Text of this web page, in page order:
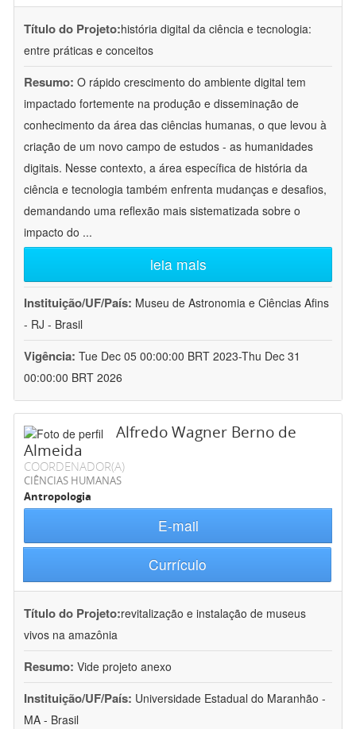
Título do Projeto:história digital da ciência e tecnologia:
entre práticas e conceitos
Resumo: O rápido crescimento do ambiente digital tem
impactado fortemente na produção e disseminação de
conhecimento da área das ciências humanas, o que levou à
criação de um novo campo de estudos - as humanidades
digitais. Nesse contexto, a área específica de história da
ciência e tecnologia também enfrenta mudanças e desafios,
demandando uma reflexão mais sistematizada sobre o
impacto do ...
leia mais
Instituição/UF/País: Museu de Astronomia e Ciências Afins
- RJ - Brasil
Vigência: Tue Dec 05 00:00:00 BRT 2023-Thu Dec 31
00:00:00 BRT 2026
Alfredo Wagner Berno de
Almeida
COORDENADOR(A)
CIÊNCIAS HUMANAS
Antropologia
E-mail
Currículo
Título do Projeto:revitalização e instalação de museus
vivos na amazônia
Resumo: Vide projeto anexo
Instituição/UF/País: Universidade Estadual do Maranhão -
MA - Brasil